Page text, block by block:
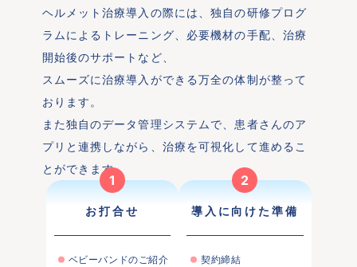
ヘルメット治療導入の際には、独自の研修プログ
ラムによるトレーニング、必要機材の手配、治療
開始後のサポートなど、
スムーズに治療導入ができる万全の体制が整って
おります。
また独自のデータ管理システムで、患者さんのア
プリと連携しながら、治療を可視化して進めるこ
とができます。
お打合せ
ベビーバンドのご紹介
1
導入に向けた準備
契約締結
2